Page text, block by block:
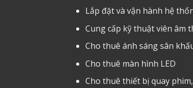
Lắp đặt và vận hành hệ
Cung cấp kỹ thuật viên âm
Cho thuê ánh sáng sân
Cho thuê màn hình LED
Cho thuê thiết bị quay